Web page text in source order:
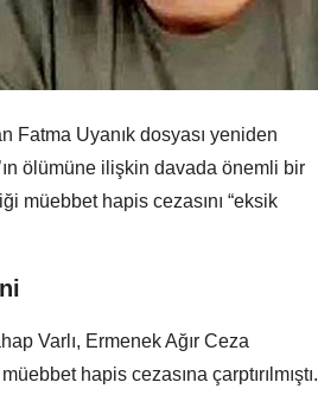
Fatma Uyanık dosyası yeniden
ölümüne ilişkin davada önemli bir
müebbet hapis cezasını “eksik
Varlı, Ermenek Ağır Ceza
hapis cezasına çarptırılmıştı.